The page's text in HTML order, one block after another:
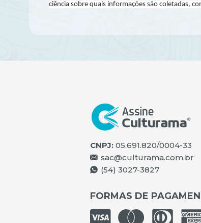
ciência sobre quais informações são coletadas,
CNPJ: 05.691.820/0004-33
sac@culturama.com.br
(54) 3027-3827
FORMAS DE